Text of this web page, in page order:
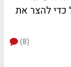
להצר את
(8)